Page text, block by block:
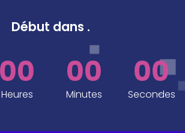
Début dans .
00
Heures
00
Minutes
00
Secondes